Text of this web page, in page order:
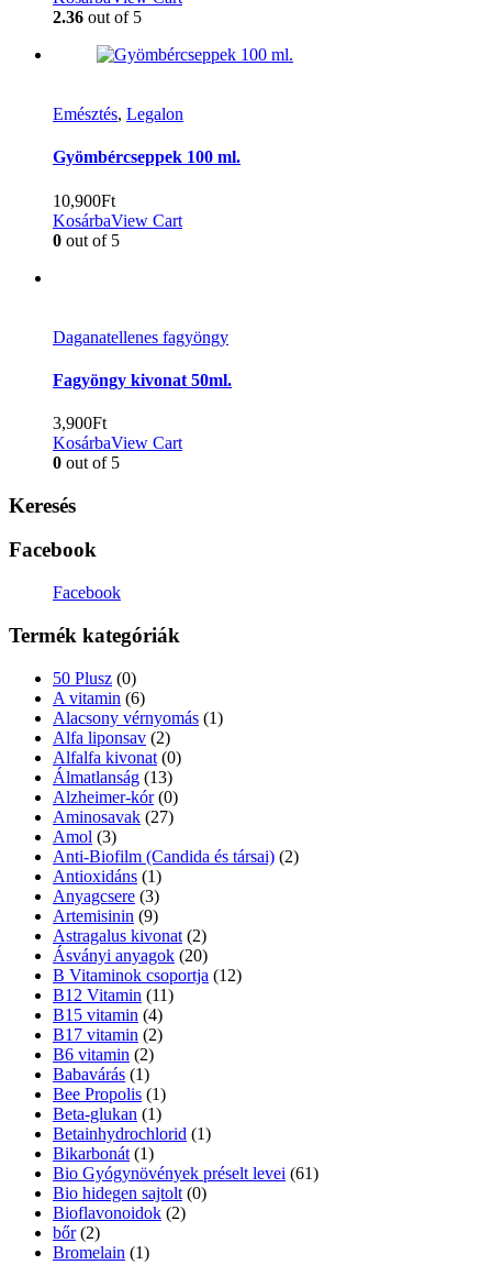
2.36 out of 5
Emésztés, Legalon
Gyömbércseppek 100 ml.
10,900Ft
KosárbaView Cart
0 out of 5
Daganatellenes fagyöngy
Fagyöngy kivonat 50ml.
3,900Ft
KosárbaView Cart
0 out of 5
Keresés
Facebook
Facebook
Termék kategóriák
50 Plusz (0)
A vitamin (6)
Alacsony vérnyomás (1)
Alfa liponsav (2)
Alfalfa kivonat (0)
Álmatlanság (13)
Alzheimer-kór (0)
Aminosavak (27)
Amol (3)
Anti-Biofilm (Candida és társai) (2)
Antioxidáns (1)
Anyagcsere (3)
Artemisinin (9)
Astragalus kivonat (2)
Ásványi anyagok (20)
B Vitaminok csoportja (12)
B12 Vitamin (11)
B15 vitamin (4)
B17 vitamin (2)
B6 vitamin (2)
Babavárás (1)
Bee Propolis (1)
Beta-glukan (1)
Betainhydrochlorid (1)
Bikarbonát (1)
Bio Gyógynövények préselt levei (61)
Bio hidegen sajtolt (0)
Bioflavonoidok (2)
bőr (2)
Bromelain (1)